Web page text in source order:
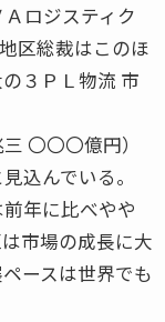
ロジスティク
区総裁はこのほ
３ＰＬ物流 市
〇〇〇億円）
込んでいる。
年に比べやや
市場の成長に大
ースは世界でも